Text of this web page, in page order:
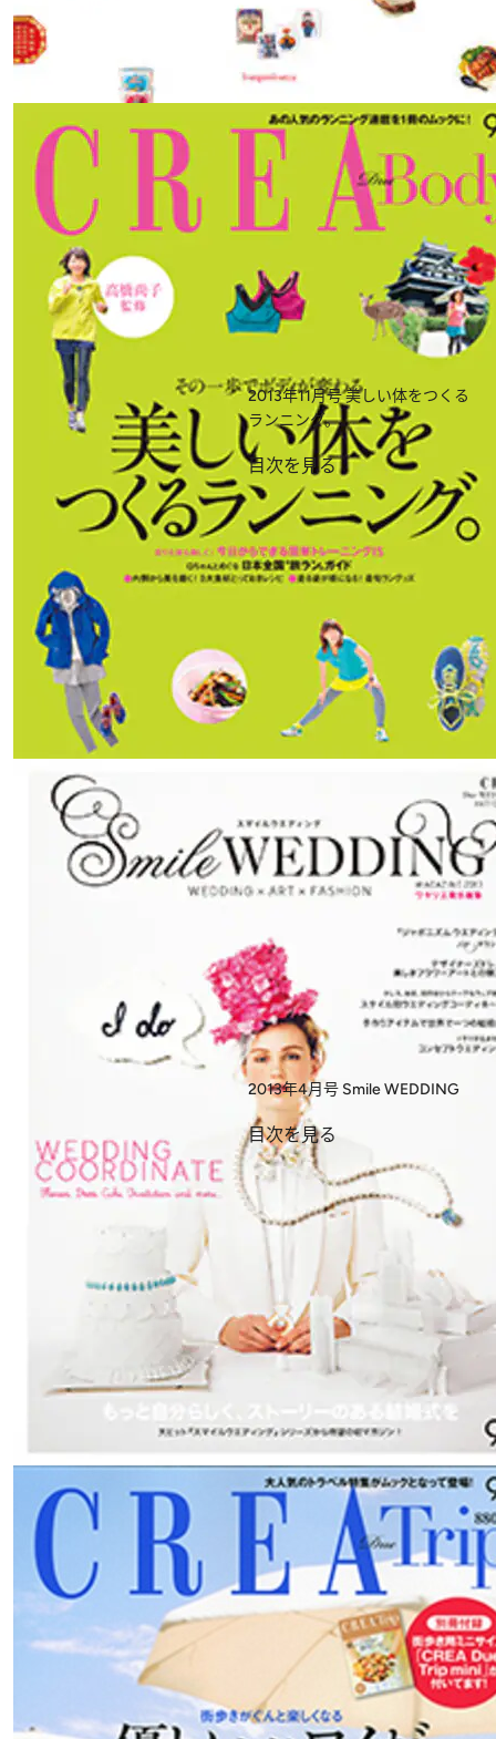
2013年11月号美しい体をつくる
ランニング。
目次を見る
2013年4月号 Smile WEDDING
目次を見る